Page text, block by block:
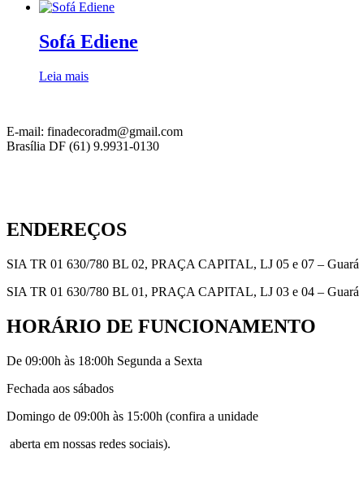
Sofá Ediene
Leia mais
E-mail: finadecoradm@gmail.com
Brasília DF (61) 9.9931-0130
ENDEREÇOS
SIA TR 01 630/780 BL 02, PRAÇA CAPITAL, LJ 05 e 07 –
SIA TR 01 630/780 BL 01, PRAÇA CAPITAL, LJ 03 e 04 –
HORÁRIO DE FUNCIONAMENTO
De 09:00h às 18:00h Segunda a Sexta
Fechada aos sábados
Domingo de 09:00h às 15:00h (confira a unidade
aberta em nossas redes sociais).